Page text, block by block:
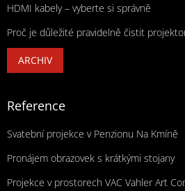
HDMI kabely – vyberte si správně
Proč je důležité pravidelně čistit
ARCHIV
Reference
Svatební projekce v Penzionu Na Kmíně
Pronájem obrazovek s krátkými stojany
Projekce v prostorech VAC Vahler Art